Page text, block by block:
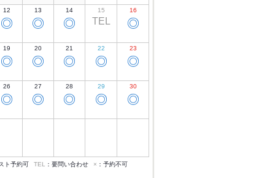
12
◎
13
◎
14
◎
15
TEL
16
◎
19
◎
20
◎
21
◎
22
◎
23
◎
26
◎
27
◎
28
◎
29
◎
30
◎
ト予約可 TEL ：要問い合わせ × ：予約不可